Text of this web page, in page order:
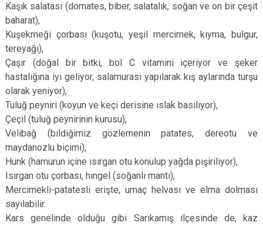
Kaşık salatası (domates, biber, salatalık, soğan ve on bir çeşit
baharat),
Kuşekmeği çorbası (kuşotu, yeşil mercimek, kıyma, bulgur,
tereyağı),
Çaşır (doğal bir bitki, bol C vitamini içeriyor ve şeker
hastalığına iyi geliyor, salamurası yapılarak kış aylarında turşu
olarak yeniyor),
Tuluğ peyniri (koyun ve keçi derisine ıslak basılıyor),
Çeçil (tuluğ peynirinin kurusu),
Velibağ (bildiğimiz gözlemenin patates, dereotu ve
maydanozlu biçimi),
Hunk (hamurun içine ısırgan otu konulup yağda pişiriliyor),
Isırgan otu çorbası, hıngel (soğanlı mantı),
Mercimekli-patatesli erişte, umaç helvası ve elma dolması
sayılabilir.
Kars genelinde olduğu gibi Sarıkamış ilçesinde de, kaz